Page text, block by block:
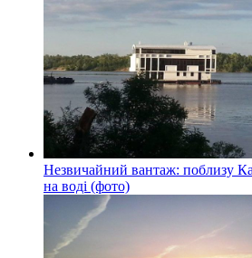
Незвичайний вантаж: поблизу
на воді (фото)